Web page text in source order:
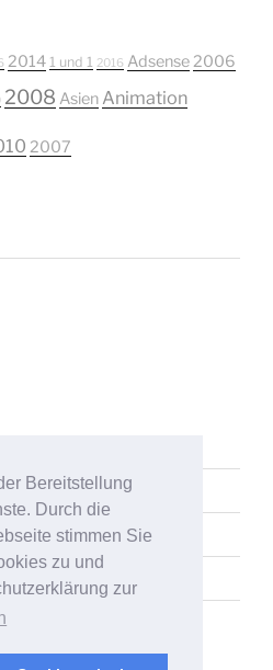
Bereitstellung
Durch die
stimmen Sie
zu und
zur
2014 1 und 1 2016 Adsense2006
2008 Asien Animation
2007